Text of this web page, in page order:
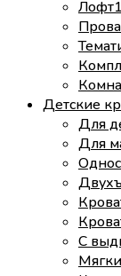
Лофт
Детские
Для
Для
С